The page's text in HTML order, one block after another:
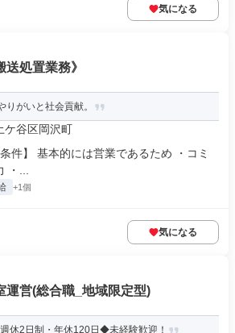
気になる
送処置業務》
りがいと社会貢献。
ケ谷区岡沢町
件】 基本的には営業であるため ・コミ
・...
+1個
気になる
運営(総合職_地域限定型)
休2日制・年休120日◆未経験歓迎！